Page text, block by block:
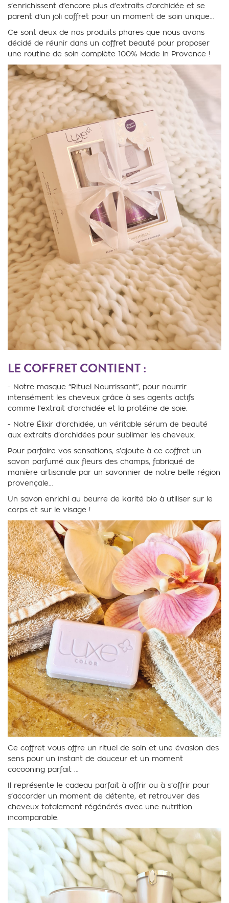
s’enrichissent d’encore plus d’extraits d’orchidée et se
parent d’un joli coffret pour un moment de soin unique…
Ce sont deux de nos produits phares que nous avons
décidé de réunir dans un coffret beauté pour proposer
une routine de soin complète 100% Made in Provence !
LE COFFRET CONTIENT :
- Notre masque “Rituel Nourrissant”, pour nourrir
intensément les cheveux grâce à ses agents actifs
comme l’extrait d’orchidée et la protéine de soie.
- Notre Élixir d'orchidée, un véritable sérum de beauté
aux extraits d'orchidées pour sublimer les cheveux.
Pour parfaire vos sensations, s’ajoute à ce coffret un
savon parfumé aux fleurs des champs, fabriqué de
manière artisanale par un savonnier de notre belle région
provençale…
Un savon enrichi au beurre de karité bio à utiliser sur le
corps et sur le visage !
Ce coffret vous offre un rituel de soin et une évasion des
sens pour un instant de douceur et un moment
cocooning parfait …
Il représente le cadeau parfait à offrir ou à s’offrir pour
s’accorder un moment de détente, et retrouver des
cheveux totalement régénérés avec une nutrition
incomparable.